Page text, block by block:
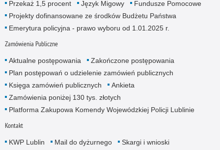
Przekaż 1,5 procent
Język Migowy
Fundusze Pomocowe
Projekty dofinansowane ze środków Budżetu Państwa
Emerytura policyjna - prawo wyboru od 1.01.2025 r.
Zamówienia Publiczne
Aktualne postępowania
Zakończone postępowania
Plan postępowań o udzielenie zamówień publicznych
Księga zamówień publicznych
Ankieta
Zamówienia poniżej 130 tys. złotych
Platforma Zakupowa Komendy Wojewódzkiej Policji Lublinie
Kontakt
KWP Lublin Mail do dyżurnego
Skargi i wnioski